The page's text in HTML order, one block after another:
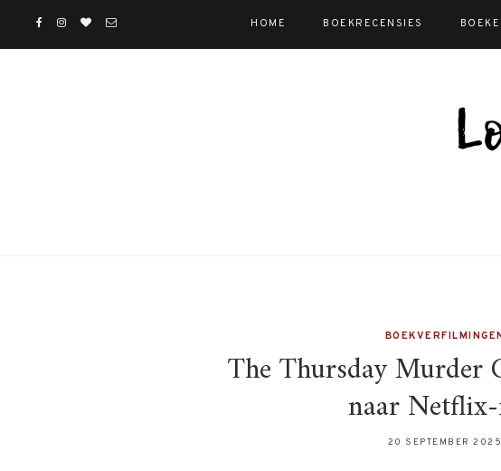
HOME BOEKRECENSIES
The Thursday Murder
naar
20 SEPTEMBER 2025